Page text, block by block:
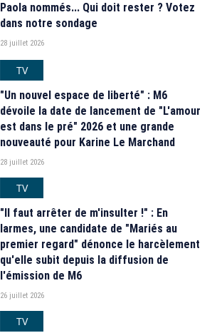
Paola nommés... Qui doit rester ? Votez
dans notre sondage
28 juillet 2026
TV
"Un nouvel espace de liberté" : M6
dévoile la date de lancement de "L'amour
est dans le pré" 2026 et une grande
nouveauté pour Karine Le Marchand
28 juillet 2026
TV
"Il faut arrêter de m'insulter !" : En
larmes, une candidate de "Mariés au
premier regard" dénonce le harcèlement
qu'elle subit depuis la diffusion de
l'émission de M6
26 juillet 2026
TV